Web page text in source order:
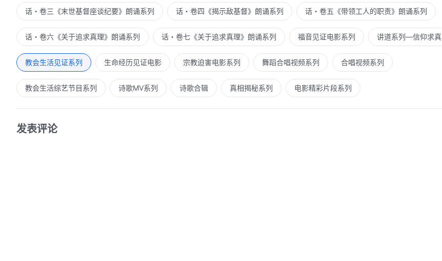
话・卷三《末世基督座谈纪要》朗诵系列 话・卷四《揭示敌基督》朗诵系列 话・卷五《带领工人的职责》朗诵系列
话・卷六《关于追求真理》朗诵系列 话・卷七《关于追求真理》朗诵系列 福音见证电影系列 讲道系列—信仰求真
教会生活见证系列 生命经历见证电影 宗教迫害电影系列 舞蹈合唱视频系列 合唱视频系列
教会生活综艺节目系列 诗歌MV系列 诗歌合辑 真相揭秘系列 电影精彩片段系列
发表评论